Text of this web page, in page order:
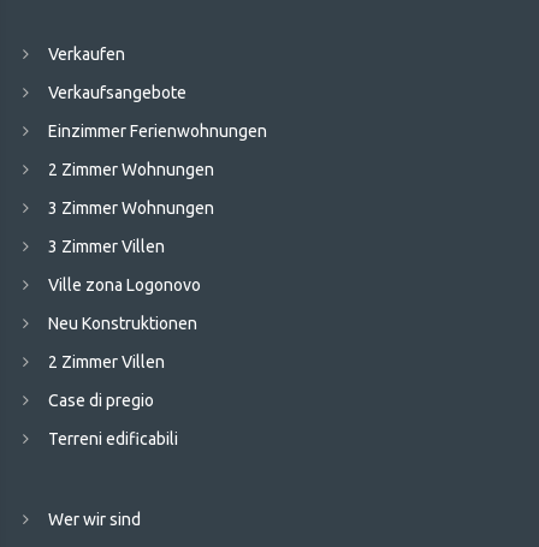
Verkaufen
Verkaufsangebote
Einzimmer Ferienwohnungen
2 Zimmer Wohnungen
3 Zimmer Wohnungen
3 Zimmer Villen
Ville zona Logonovo
Neu Konstruktionen
2 Zimmer Villen
Case di pregio
Terreni edificabili
Wer wir sind